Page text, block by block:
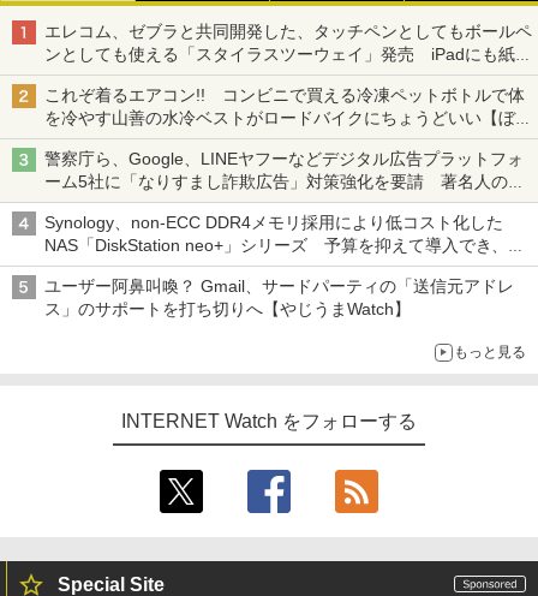
エレコム、ゼブラと共同開発した、タッチペンとしてもボールペ
ンとしても使える「スタイラスツーウェイ」発売 iPadにも紙に
も、持ち替えずに書き込める
これぞ着るエアコン!! コンビニで買える冷凍ペットボトルで体
を冷やす山善の水冷ベストがロードバイクにちょうどいい【ぼっ
ち・ざ・ろーど！その14】【空いた時間でなにしてる？】
警察庁ら、Google、LINEヤフーなどデジタル広告プラットフォ
ーム5社に「なりすまし詐欺広告」対策強化を要請 著名人の写
真や映像を使った投資詐欺などへの対策として
Synology、non-ECC DDR4メモリ採用により低コスト化した
NAS「DiskStation neo+」シリーズ 予算を抑えて導入でき、
ECCメモリへのアップグレードも可能
ユーザー阿鼻叫喚？ Gmail、サードパーティの「送信元アドレ
ス」のサポートを打ち切りへ【やじうまWatch】
もっと見る
INTERNET Watch をフォローする
Special Site